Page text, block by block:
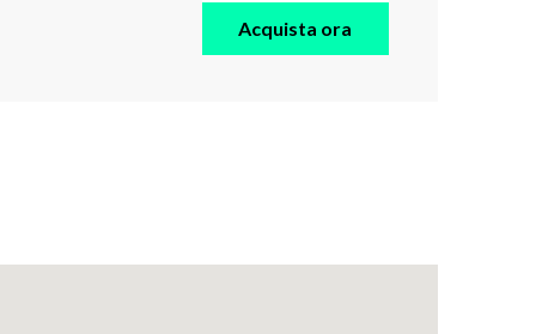
Acquista ora